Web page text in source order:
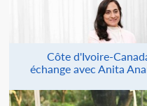
Côte d'Ivoire-
échange avec Anita